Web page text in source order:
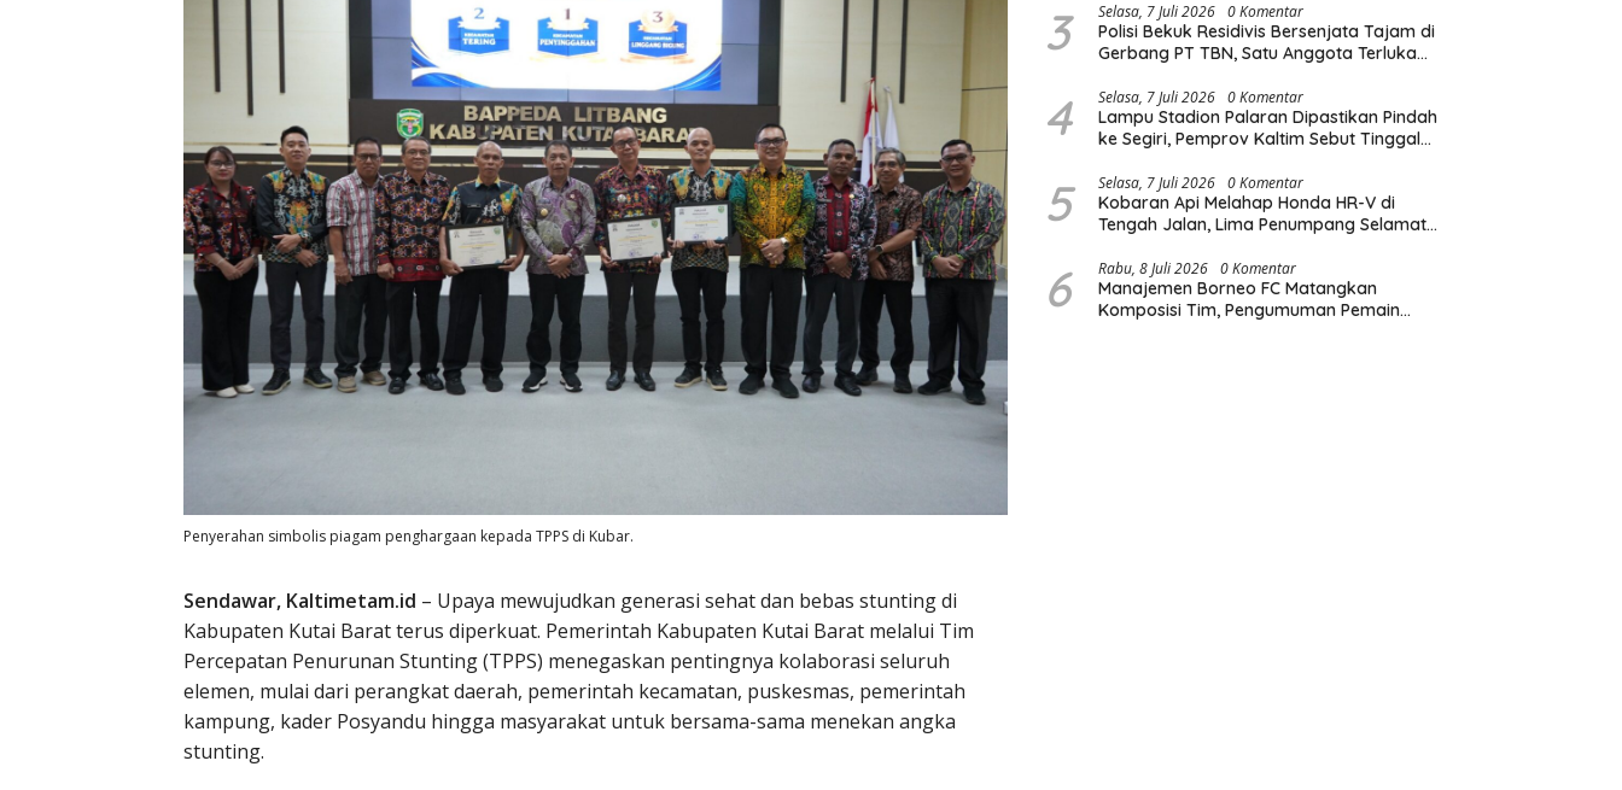
Penyerahan simbolis piagam penghargaan kepada TPPS di Kubar.
Sendawar, Kaltimetam.id – Upaya mewujudkan generasi sehat dan bebas stunting di
Kabupaten Kutai Barat terus diperkuat. Pemerintah Kabupaten Kutai Barat melalui Tim
Percepatan Penurunan Stunting (TPPS) menegaskan pentingnya kolaborasi seluruh
elemen, mulai dari perangkat daerah, pemerintah kecamatan, puskesmas, pemerintah
kampung, kader Posyandu hingga masyarakat untuk bersama-sama menekan angka
stunting.
3 Selasa, 7 Juli 2026 0 Komentar
Polisi Bekuk Residivis Bersenjata Tajam di
Gerbang PT TBN, Satu Anggota Terluka
4 Selasa, 7 Juli 2026 0 Komentar
Lampu Stadion Palaran Dipastikan Pindah
ke Segiri, Pemprov Kaltim Sebut Tinggal
5 Selasa, 7 Juli 2026 0 Komentar
Kobaran Api Melahap Honda HR-V di
Tengah Jalan, Lima Penumpang Selamat
6 Rabu, 8 Juli 2026 0 Komentar
Manajemen Borneo FC Matangkan
Komposisi Tim, Pengumuman Pemain